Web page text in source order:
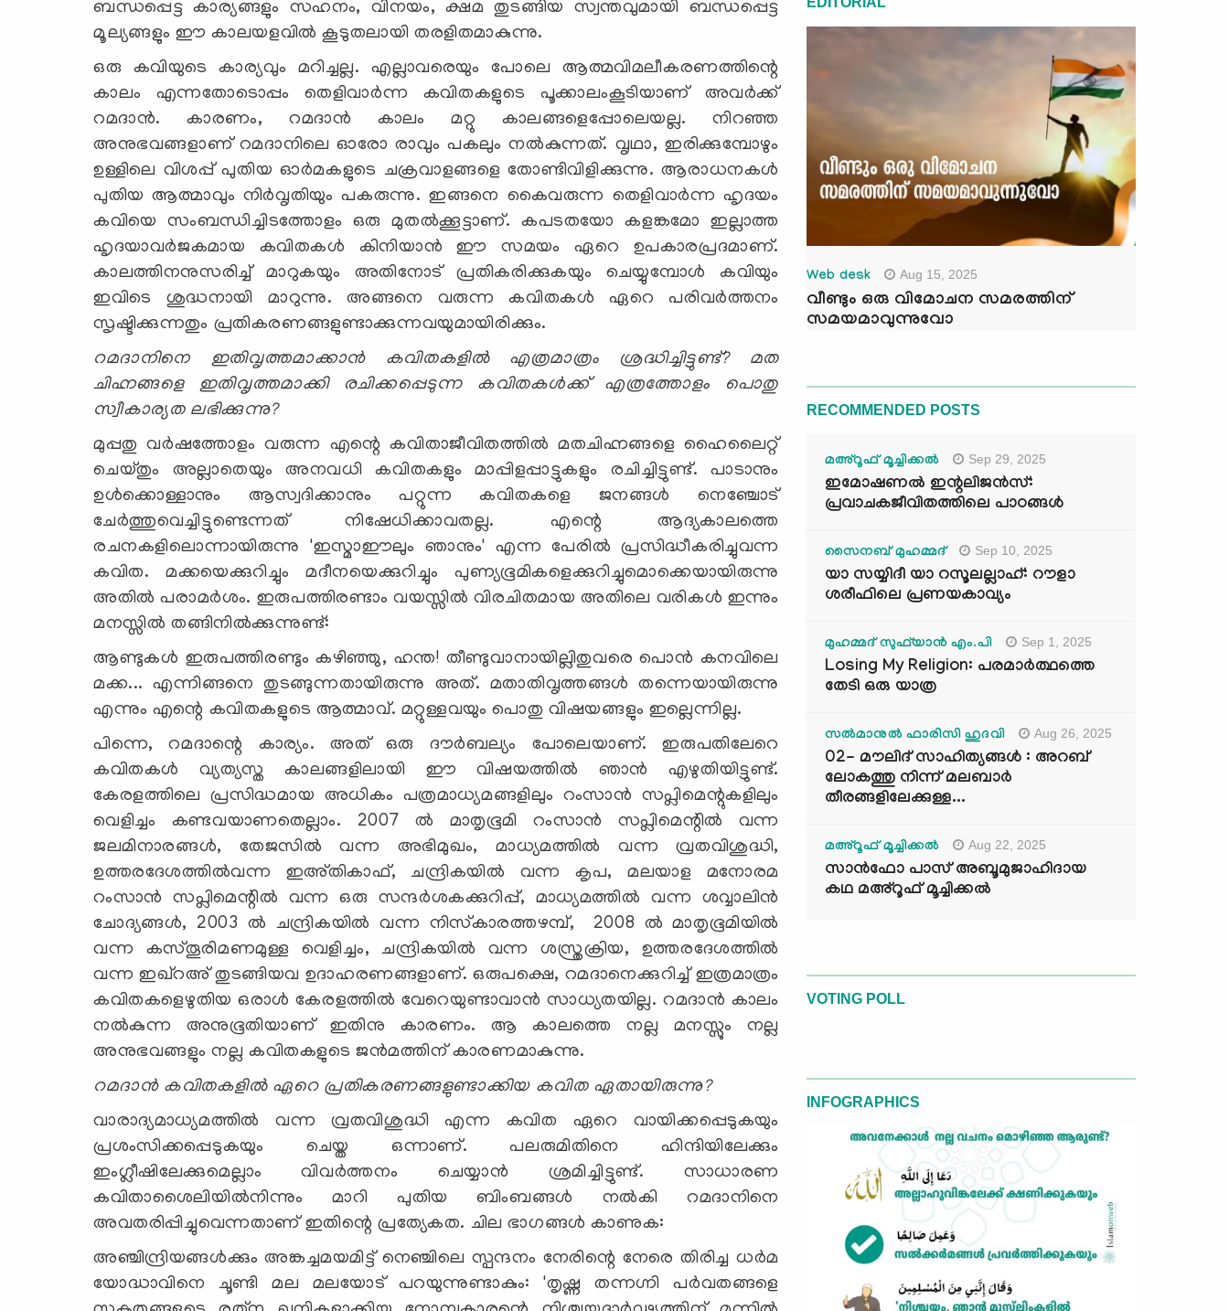
ബന്ധപ്പെട്ട കാര്യങ്ങളും സഹനം, വിനയം, ക്ഷമ തുടങ്ങിയ സ്വന്തവുമായി ബന്ധപ്പെട്ട
മൂല്യങ്ങളും ഈ കാലയളവില്‍ കൂടുതലായി തരളിതമാകുന്നു.
ഒരു കവിയുടെ കാര്യവും മറിച്ചല്ല. എല്ലാവരെയും പോലെ ആത്മവിമലീകരണത്തിന്റെ
കാലം എന്നതോടൊപ്പം തെളിവാര്‍ന്ന കവിതകളുടെ പൂക്കാലംകൂടിയാണ് അവര്‍ക്ക്
റമദാന്‍. കാരണം, റമദാന്‍ കാലം മറ്റു കാലങ്ങളെപ്പോലെയല്ല. നിറഞ്ഞ
അനുഭവങ്ങളാണ് റമദാനിലെ ഓരോ രാവും പകലും നല്‍കുന്നത്. വൃഥാ, ഇരിക്കുമ്പോഴും
ഉള്ളിലെ വിശപ്പ് പുതിയ ഓര്‍മകളുടെ ചക്രവാളങ്ങളെ തോണ്ടിവിളിക്കുന്നു. ആരാധനകള്‍
പുതിയ ആത്മാവും നിര്‍വൃതിയും പകരുന്നു. ഇങ്ങനെ കൈവരുന്ന തെളിവാര്‍ന്ന ഹൃദയം
കവിയെ സംബന്ധിച്ചിടത്തോളം ഒരു മുതല്‍ക്കൂട്ടാണ്. കപടതയോ കളങ്കമോ ഇല്ലാത്ത
ഹൃദയാവര്‍ജകമായ കവിതകള്‍ കിനിയാന്‍ ഈ സമയം ഏറെ ഉപകാരപ്രദമാണ്.
കാലത്തിനനുസരിച്ച് മാറുകയും അതിനോട് പ്രതികരിക്കുകയും ചെയ്യുമ്പോള്‍ കവിയും
ഇവിടെ ശുദ്ധനായി മാറുന്നു. അങ്ങനെ വരുന്ന കവിതകള്‍ ഏറെ പരിവര്‍ത്തനം
സൃഷ്ടിക്കുന്നതും പ്രതികരണങ്ങളുണ്ടാക്കുന്നവയുമായിരിക്കും.
റമദാനിനെ ഇതിവൃത്തമാക്കാന്‍ കവിതകളില്‍ എത്രമാത്രം ശ്രദ്ധിച്ചിട്ടുണ്ട്? മത
ചിഹ്നങ്ങളെ ഇതിവൃത്തമാക്കി രചിക്കപ്പെടുന്ന കവിതകള്‍ക്ക് എത്രത്തോളം പൊതു
സ്വീകാര്യത ലഭിക്കുന്നു?
മുപ്പതു വര്‍ഷത്തോളം വരുന്ന എന്റെ കവിതാജീവിതത്തില്‍ മതചിഹ്നങ്ങളെ ഹൈലൈറ്റ്
ചെയ്തും അല്ലാതെയും അനവധി കവിതകളും മാപ്പിളപ്പാട്ടുകളും രചിച്ചിട്ടുണ്ട്. പാടാനും
ഉള്‍ക്കൊള്ളാനും ആസ്വദിക്കാനും പറ്റുന്ന കവിതകളെ ജനങ്ങള്‍ നെഞ്ചോട്
ചേര്‍ത്തുവെച്ചിട്ടുണ്ടെന്നത് നിഷേധിക്കാവതല്ല. എന്റെ ആദ്യകാലത്തെ
രചനകളിലൊന്നായിരുന്നു 'ഇസ്മാഈലും ഞാനും' എന്ന പേരില്‍ പ്രസിദ്ധീകരിച്ചുവന്ന
കവിത. മക്കയെക്കുറിച്ചും മദീനയെക്കുറിച്ചും പുണ്യഭൂമികളെക്കുറിച്ചുമൊക്കെയായിരുന്നു
അതില്‍ പരാമര്‍ശം. ഇരുപത്തിരണ്ടാം വയസ്സില്‍ വിരചിതമായ അതിലെ വരികള്‍ ഇന്നും
മനസ്സില്‍ തങ്ങിനില്‍ക്കുന്നുണ്ട്:
ആണ്ടുകള്‍ ഇരുപത്തിരണ്ടും കഴിഞ്ഞു, ഹന്ത! തീണ്ടുവാനായില്ലിതുവരെ പൊന്‍ കനവിലെ
മക്ക... എന്നിങ്ങനെ തുടങ്ങുന്നതായിരുന്നു അത്. മതാതിവൃത്തങ്ങള്‍ തന്നെയായിരുന്നു
എന്നും എന്റെ കവിതകളുടെ ആത്മാവ്. മറ്റുള്ളവയും പൊതു വിഷയങ്ങളും ഇല്ലെന്നില്ല.
പിന്നെ, റമദാന്റെ കാര്യം. അത് ഒരു ദൗര്‍ബല്യം പോലെയാണ്. ഇരുപതിലേറെ
കവിതകള്‍ വ്യത്യസ്ത കാലങ്ങളിലായി ഈ വിഷയത്തില്‍ ഞാന്‍ എഴുതിയിട്ടുണ്ട്.
കേരളത്തിലെ പ്രസിദ്ധമായ അധികം പത്രമാധ്യമങ്ങളിലും റംസാന്‍ സപ്ലിമെന്റുകളിലും
വെളിച്ചം കണ്ടവയാണതെല്ലാം. 2007 ല്‍ മാതൃഭൂമി റംസാന്‍ സപ്ലിമെന്റില്‍ വന്ന
ജലമിനാരങ്ങള്‍, തേജസില്‍ വന്ന അഭിമുഖം, മാധ്യമത്തില്‍ വന്ന വ്രതവിശുദ്ധി,
ഉത്തരദേശത്തില്‍വന്ന ഇഅ്തികാഫ്, ചന്ദ്രികയില്‍ വന്ന കൃപ, മലയാള മനോരമ
റംസാന്‍ സപ്ലിമെന്റില്‍ വന്ന ഒരു സന്ദര്‍ശകക്കുറിപ്പ്, മാധ്യമത്തില്‍ വന്ന ശവ്വാലിന്‍
ചോദ്യങ്ങള്‍, 2003 ല്‍ ചന്ദ്രികയില്‍ വന്ന നിസ്‌കാരത്തഴമ്പ്, 2008 ല്‍ മാതൃഭൂമിയില്‍
വന്ന കസ്തൂരിമണമുള്ള വെളിച്ചം, ചന്ദ്രികയില്‍ വന്ന ശസ്ത്രക്രിയ, ഉത്തരദേശത്തില്‍
വന്ന ഇഖ്‌റഅ് തുടങ്ങിയവ ഉദാഹരണങ്ങളാണ്. ഒരുപക്ഷെ, റമദാനെക്കുറിച്ച് ഇത്രമാത്രം
കവിതകളെഴുതിയ ഒരാള്‍ കേരളത്തില്‍ വേറെയുണ്ടാവാന്‍ സാധ്യതയില്ല. റമദാന്‍ കാലം
നല്‍കുന്ന അനുഭൂതിയാണ് ഇതിനു കാരണം. ആ കാലത്തെ നല്ല മനസ്സും നല്ല
അനുഭവങ്ങളും നല്ല കവിതകളുടെ ജന്‍മത്തിന് കാരണമാകുന്നു.
റമദാന്‍ കവിതകളില്‍ ഏറെ പ്രതികരണങ്ങളുണ്ടാക്കിയ കവിത ഏതായിരുന്നു?
വാരാദ്യമാധ്യമത്തില്‍ വന്ന വ്രതവിശുദ്ധി എന്ന കവിത ഏറെ വായിക്കപ്പെടുകയും
പ്രശംസിക്കപ്പെടുകയും ചെയ്ത ഒന്നാണ്. പലരുമിതിനെ ഹിന്ദിയിലേക്കും
ഇംഗ്ലീഷിലേക്കുമെല്ലാം വിവര്‍ത്തനം ചെയ്യാന്‍ ശ്രമിച്ചിട്ടുണ്ട്. സാധാരണ
കവിതാശൈലിയില്‍നിന്നും മാറി പുതിയ ബിംബങ്ങള്‍ നല്‍കി റമദാനിനെ
അവതരിപ്പിച്ചുവെന്നതാണ് ഇതിന്റെ പ്രത്യേകത. ചില ഭാഗങ്ങള്‍ കാണുക:
അഞ്ചിന്ദ്രിയങ്ങള്‍ക്കും അങ്കച്ചമയമിട്ട് നെഞ്ചിലെ സ്പന്ദനം നേരിന്റെ നേരെ തിരിച്ച ധര്‍മ
യോദ്ധാവിനെ ചൂണ്ടി മല മലയോട് പറയുന്നുണ്ടാകും: 'തൃഷ്ണ തന്നഗ്നി പര്‍വതങ്ങളെ
Web desk Aug 15, 2025
വീണ്ടും ഒരു വിമോചന സമരത്തിന്
സമയമാവുന്നുവോ
RECOMMENDED POSTS
മഅ്റൂഫ് മൂച്ചിക്കല്‍ Sep 29, 2025
ഇമോഷണൽ ഇന്റലിജൻസ്:
പ്രവാചകജീവിതത്തിലെ പാഠങ്ങൾ
സൈനബ് മുഹമ്മദ് Sep 10, 2025
യാ സയ്യിദീ യാ റസൂലല്ലാഹ്: റൗളാ
ശരീഫിലെ പ്രണയകാവ്യം
മുഹമ്മദ് സുഫ്‌യാൻ എം.പി Sep 1, 2025
Losing My Religion: പരമാർത്ഥത്തെ
തേടി ഒരു യാത്ര
സൽമാനുൽ ഫാരിസി ഹുദവി Aug 26, 2025
02- മൗലിദ് സാഹിത്യങ്ങൾ : അറബ്
ലോകത്തു നിന്ന് മലബാർ
തീരങ്ങളിലേക്കുള്ള...
മഅ്റൂഫ് മൂച്ചിക്കല്‍ Aug 22, 2025
സാൻഫോ പാസ് അബൂമുജാഹിദായ
കഥ മഅ്റൂഫ് മൂച്ചിക്കല്‍
VOTING POLL
INFOGRAPHICS